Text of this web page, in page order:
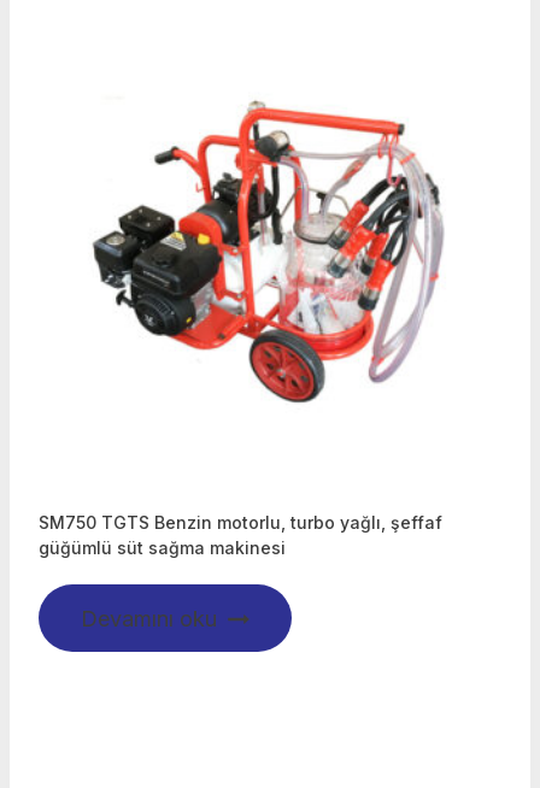
SM750 TGTS Benzin motorlu, turbo yağlı, şeffaf
güğümlü süt sağma makinesi
Devamını oku